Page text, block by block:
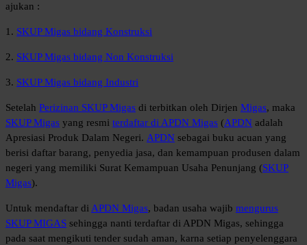
ajukan :
1. SKUP Migas bidang Konstruksi
2. SKUP Migas bidang Non Konstruksi
3. SKUP Migas bidang Industri
Setelah Perizinan SKUP Migas di terbitkan oleh Dirjen Migas, maka
SKUP Migas yang resmi terdaftar di APDN Migas (APDN adalah
Apresiasi Produk Dalam Negeri. APDN sebagai buku acuan yang
berisi daftar barang, penyedia jasa, dan kemampuan produsen dalam
negeri yang memiliki Surat Kemampuan Usaha Penunjang (SKUP
Migas).
Untuk mendaftar di APDN Migas, badan usaha wajib mengurus
SKUP MIGAS sehingga nanti terdaftar di APDN Migas, sehingga
pada saat mengikuti tender sudah aman, karna setiap penyelenggara